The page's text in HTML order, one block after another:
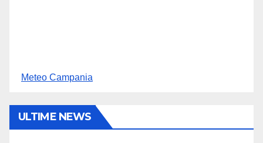
Meteo Campania
ULTIME NEWS